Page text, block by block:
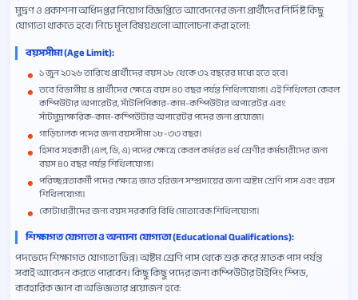
মুদ্রণ ও প্রকাশনা অধিদপ্তর নিয়োগ বিজ্ঞপ্তিতে আবেদনের জন্য প্রার্থীদের নির্দিষ্ট কিছু
যোগ্যতা থাকতে হবে। নিচে মূল বিষয়গুলো আলোচনা করা হলো:
বয়সসীমা (Age Limit):
১ জুন ২০২৬ তারিখে প্রার্থীদের বয়স ১৮ থেকে ৩২ বছরের মধ্যে হতে হবে।
তবে বিভাগীয় প্র প্রার্থীদের ক্ষেত্রে বয়স ৪০ বছর পর্যন্ত শিথিলযোগ্য। এই শিথিলতা কেবল
কম্পিউটার অপারেটর, সাঁটলিপিকার-কাম-কম্পিউটার অপারেটর এবং
সাঁটমুদ্রাক্ষরিক-কাম-কম্পিউটার অপারেটর পদের জন্য প্রযোজ্য।
গাড়িচালক পদের জন্য বয়সসীমা ১৮-৩৩ বছর।
হিসাব সহকারী (এল, ডি, এ) পদের ক্ষেত্রে কেবল কর্মরত ৪র্থ শ্রেণীর কর্মচারীদের জন্য
বয়স ৪০ বছর পর্যন্ত শিথিলযোগ্য।
পরিচ্ছন্নতাকর্মী পদের ক্ষেত্রে জাত হরিজন সম্প্রদায়ের জন্য অষ্টম শ্রেণি পাস এবং বয়স
শিথিলযোগ্য।
কোটাধারীদের জন্য বয়স সরকারি বিধি মোতাবেক শিথিলযোগ্য।
শিক্ষাগত যোগ্যতা ও অন্যান্য যোগ্যতা (Educational Qualifications):
পদভেদে শিক্ষাগত যোগ্যতা ভিন্ন। অষ্টম শ্রেণি পাস থেকে শুরু করে স্নাতক পাস পর্যন্ত
সবাই আবেদন করতে পারবেন। কিছু কিছু পদের জন্য কম্পিউটার টাইপিং স্পিড,
ব্যবহারিক জ্ঞান বা অভিজ্ঞতার প্রয়োজন হবে: